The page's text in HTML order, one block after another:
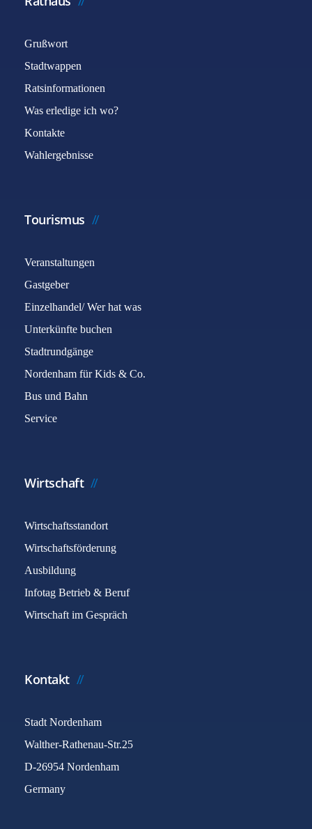
Grußwort
Stadtwappen
Ratsinformationen
Was erledige ich wo?
Kontakte
Wahlergebnisse
Tourismus
Veranstaltungen
Gastgeber
Einzelhandel/ Wer hat was
Unterkünfte buchen
Stadtrundgänge
Nordenham für Kids & Co.
Bus und Bahn
Service
Wirtschaft
Wirtschaftsstandort
Wirtschaftsförderung
Ausbildung
Infotag Betrieb & Beruf
Wirtschaft im Gespräch
Kontakt
Stadt Nordenham
Walther-Rathenau-Str.25
D-26954 Nordenham
Germany